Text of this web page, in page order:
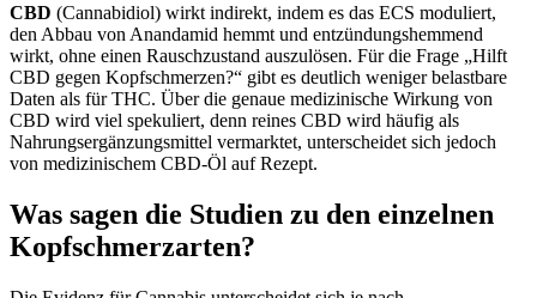
CBD (Cannabidiol) wirkt indirekt, indem es das ECS moduliert,
den Abbau von Anandamid hemmt und entzündungshemmend
wirkt, ohne einen Rauschzustand auszulösen. Für die Frage „Hilft
CBD gegen Kopfschmerzen?“ gibt es deutlich weniger belastbare
Daten als für THC. Über die genaue medizinische Wirkung von
CBD wird viel spekuliert, denn reines CBD wird häufig als
Nahrungsergänzungsmittel vermarktet, unterscheidet sich jedoch
von medizinischem CBD-Öl auf Rezept.
Was sagen die Studien zu den einzelnen
Kopfschmerzarten?